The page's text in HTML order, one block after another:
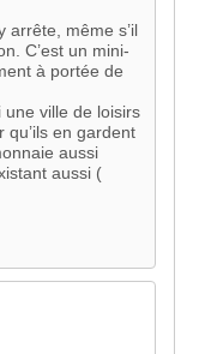
arrête, même s’il
C’est un mini-
à portée de
une ville de loisirs
qu’ils en gardent
aussi
aussi (